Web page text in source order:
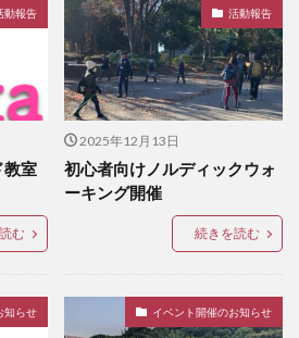
動報告
教室
む
活動報告
2025年12月13日
初心者向けノルディックウォ
ーキング開催
続きを読む
知らせ イベント開催のお知らせ
ポーツ
田端文士ウォーク
検索